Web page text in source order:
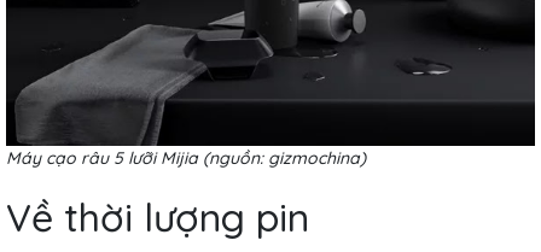
Máy cạo râu 5 lưỡi Mijia (nguồn: gizmochina)
Về thời lượng pin